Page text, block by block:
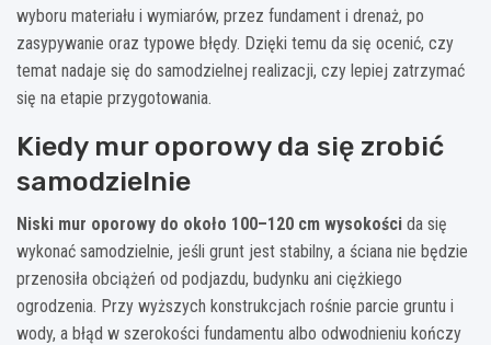
wyboru materiału i wymiarów, przez fundament i drenaż, po
zasypywanie oraz typowe błędy. Dzięki temu da się ocenić, czy
temat nadaje się do samodzielnej realizacji, czy lepiej zatrzymać
się na etapie przygotowania.
Kiedy mur oporowy da się zrobić
samodzielnie
Niski mur oporowy do około 100–120 cm wysokości da się
wykonać samodzielnie, jeśli grunt jest stabilny, a ściana nie będzie
przenosiła obciążeń od podjazdu, budynku ani ciężkiego
ogrodzenia. Przy wyższych konstrukcjach rośnie parcie gruntu i
wody, a błąd w szerokości fundamentu albo odwodnieniu kończy